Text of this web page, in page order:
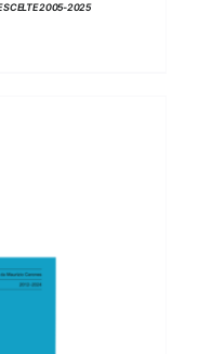
SCELTE 2005-2025